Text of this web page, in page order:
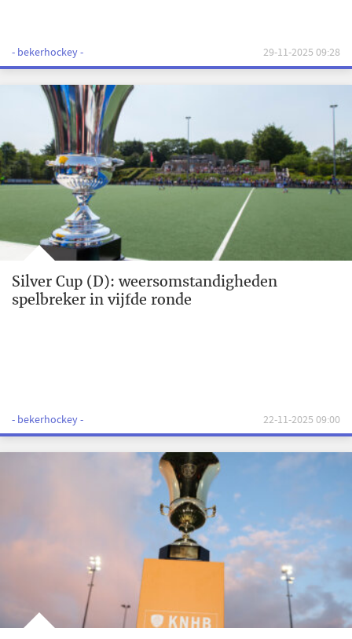
- bekerhockey - 29-11-2025 09:28
Silver Cup (D): weersomstandigheden
spelbreker in vijfde ronde
- bekerhockey - 22-11-2025 09:00